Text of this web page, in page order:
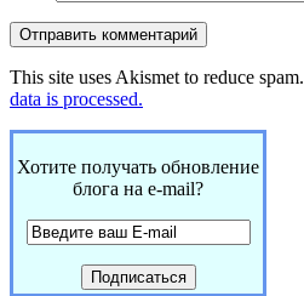
This site uses Akismet to reduce spam.
data is processed.
Хотите получать обновление
блога на e-mail?